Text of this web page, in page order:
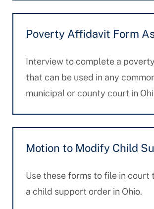
Poverty Affidavit Form
Interview to complete a
that can be used in any
municipal or county court in
Motion to Modify Child
Use these forms to file in court
a child support order in Ohio.